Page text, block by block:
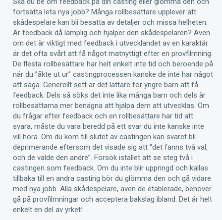
fortsätta leta nya jobb? Många rollbesättare upplever att
skådespelare kan bli besatta av detaljer och missa helheten.
Är feedback då lämplig och hjälper den skådespelaren? Även
om det är viktigt med feedback i utvecklandet av en karaktär
är det ofta svårt att få något matnyttigt efter en provfilmning.
De flesta rollbesättare har helt enkelt inte tid och beroende på
när du ”åkte ut ur” castingprocessen kanske de inte har något
att säga. Generellt sett är det lättare för yngre barn att få
feedback. Dels så söks det inte lika många barn och dels är
rollbesättarna mer benägna att hjälpa dem att utvecklas. Om
du frågar efter feedback och en rollbesättare har tid att
svara, måste du vara beredd på ett svar du inte kanske inte
vill höra. Om du kom till slutet av castingen kan svaret bli
deprimerande eftersom det visade sig att “det fanns två val,
och de valde den andre”. Försök istället att se steg två i
castingen som feedback. Om du inte blir uppringd och kallas
tillbaka till en andra casting bör du glömma den och gå vidare
med nya jobb. Alla skådespelare, även de etablerade, behöver
gå på provfilmningar och acceptera bakslag ibland. Det är helt
enkelt en del av yrket!